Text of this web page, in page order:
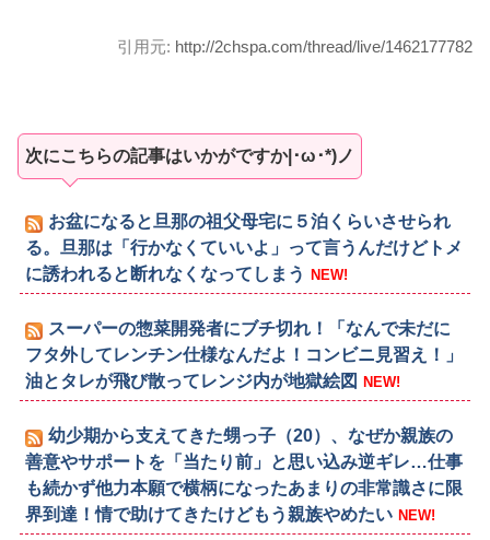
引用元: http://2chspa.com/thread/live/1462177782
次にこちらの記事はいかがですか|･ω･*)ノ
お盆になると旦那の祖父母宅に５泊くらいさせられ
る。旦那は「行かなくていいよ」って言うんだけどトメ
に誘われると断れなくなってしまう
NEW!
スーパーの惣菜開発者にブチ切れ！「なんで未だに
フタ外してレンチン仕様なんだよ！コンビニ見習え！」
油とタレが飛び散ってレンジ内が地獄絵図
NEW!
幼少期から支えてきた甥っ子（20）、なぜか親族の
善意やサポートを「当たり前」と思い込み逆ギレ…仕事
も続かず他力本願で横柄になったあまりの非常識さに限
界到達！情で助けてきたけどもう親族やめたい NEW!